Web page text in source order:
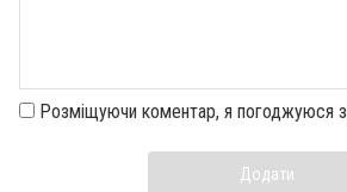
Розміщуючи коментар, я погоджуюся з
Додати